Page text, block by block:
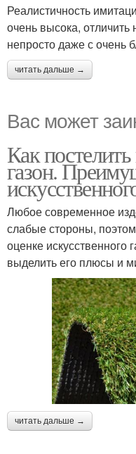
Реалистичность
очень высока,
непросто даже с очень
читать дальше →
Вас может
Как
газон.
Любое современное
слабые стороны,
оценке искусственного
выделить его плюсы и
читать дальше →